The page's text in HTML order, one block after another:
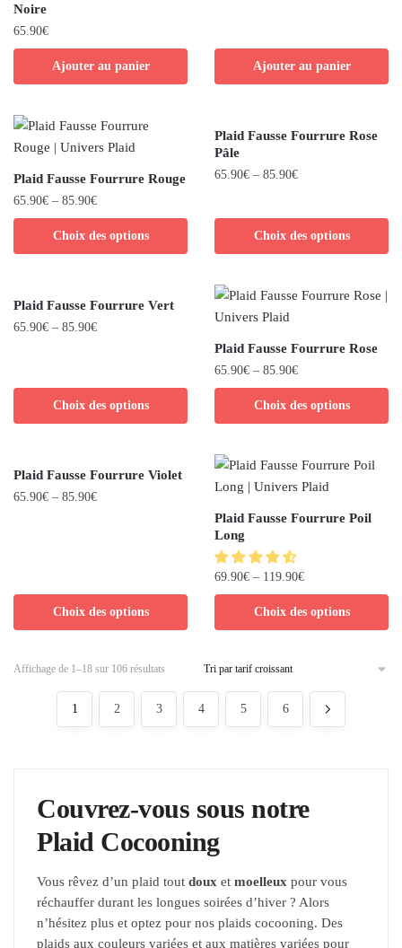
Noire
65.90€
Ajouter au panier Ajouter au panier
Plaid Fausse Fourrure Rouge
65.90€ – 85.90€
Choix des options
Plaid Fausse Fourrure Rose
Pâle
65.90€ – 85.90€
Choix des options
Plaid Fausse Fourrure Vert
65.90€ – 85.90€
Choix des options
Plaid Fausse Fourrure Rose
65.90€ – 85.90€
Choix des options
Plaid Fausse Fourrure Violet
65.90€ – 85.90€
Choix des options
Plaid Fausse Fourrure Poil
Long
69.90€ – 119.90€
Choix des options
Affichage de 1–18 sur 106 résultats
1 2 3 4 5 6
Couvrez-vous sous notre
Plaid Cocooning
Vous rêvez d’un plaid tout doux et moelleux pour vous
réchauffer durant les longues soirées d’hiver ? Alors
n’hésitez plus et optez pour nos plaids cocooning. Des
plaids aux couleurs variées et aux matières variées pour